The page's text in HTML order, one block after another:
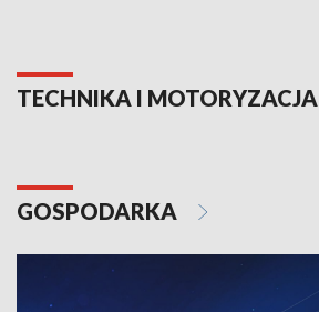
TECHNIKA I MOTORYZACJA
GOSPODARKA